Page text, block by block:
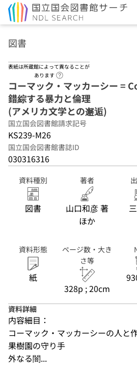
図書
表紙は所蔵館によって異なることが
あります
コーマック・マッカーシー =
錯綜する暴力と倫理
(アメリカ文学との邂逅)
国立国会図書館請求記号
KS239-M26
国立国会図書館書誌ID
030316316
資料種別
図書
著者
山口和彦 著
ほか
資料形態
紙
ページ数・大き
さ等
328p ; 20cm
資料詳細
内容細目：
コーマック・マッカーシーの人と
果樹園の守り手
外なる闇...